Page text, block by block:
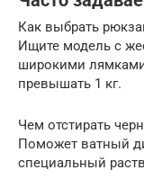
Как выбрать
Ищите модель с
широкими
превышать 1 кг.
Чем отстирать
Поможет ватный
специальный